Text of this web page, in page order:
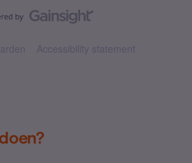
Accessibility statement